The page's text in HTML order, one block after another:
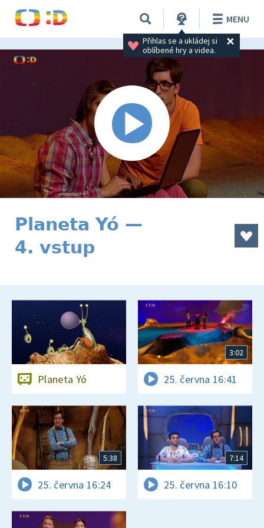
Přihlas se a ukládej si
oblíbené hry a videa.
MENU
Planeta Yó —
4. vstup
Planeta Yó
3:02
25. června 16:41
5:38
25. června 16:24
7:14
25. června 16:10